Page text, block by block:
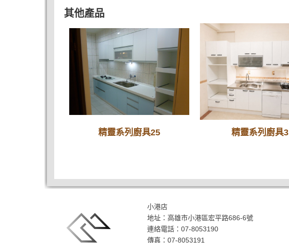
其他產品
精靈系列廚具25 精靈系列廚具3
小港店
地址： 高雄市小港區宏平路686-6號
連絡電話： 07-8053190
傳真：07-8053191